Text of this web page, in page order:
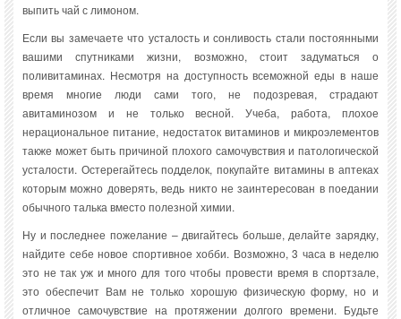
выпить чай с лимоном.
Если вы замечаете что усталость и сонливость стали постоянными
вашими спутниками жизни, возможно, стоит задуматься о
поливитаминах. Несмотря на доступность всеможной еды в наше
время многие люди сами того, не подозревая, страдают
авитаминозом и не только весной. Учеба, работа, плохое
нерациональное питание, недостаток витаминов и микроэлементов
также может быть причиной плохого самочувствия и патологической
усталости. Остерегайтесь подделок, покупайте витамины в аптеках
которым можно доверять, ведь никто не заинтересован в поедании
обычного талька вместо полезной химии.
Ну и последнее пожелание – двигайтесь больше, делайте зарядку,
найдите себе новое спортивное хобби. Возможно, 3 часа в неделю
это не так уж и много для того чтобы провести время в спортзале,
это обеспечит Вам не только хорошую физическую форму, но и
отличное самочувствие на протяжении долгого времени. Будьте